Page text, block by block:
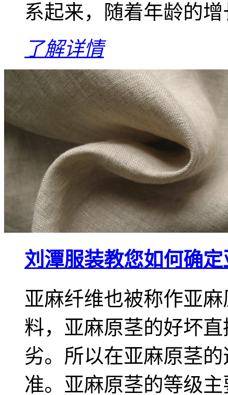
系起来，随着年龄的
了解详情
刘潭服装教您如何确
亚麻纤维也被称作亚
料，亚麻原茎的好坏
劣。所以在亚麻原茎
准。亚麻原茎的等级